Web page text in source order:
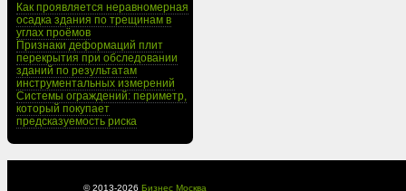
Как проявляется неравномерная
осадка здания по трещинам в
углах проёмов
Признаки деформаций плит
перекрытия при обследовании
зданий по результатам
инструментальных измерений
Системы ограждений: периметр,
который покупает
предсказуемость риска
© 2013-2026 Бизнес Москва